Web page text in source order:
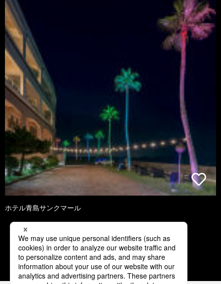
ホテル青島サンクマール
2 3 4 5 6